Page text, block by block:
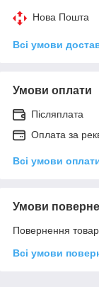
Нова Пошта
Всі умови
Умови оплати
Післяплата
Оплата за
Всі умови
Умови
Повернення
Всі умови